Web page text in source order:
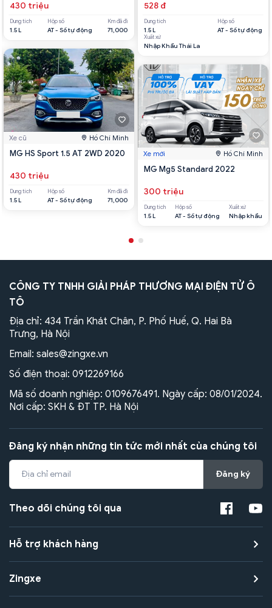
430 triệu
Dung tích
1.5 L
Hộp số
AT - Số tự động
Km đã đi
71,000
Xe cũ Hồ Chí Minh
MG HS Sport 1.5 AT 2WD 2020
430 triệu
Dung tích
1.5 L
Hộp số
AT - Số tự động
Km đã đi
71,000
528 đ
Dung tích
1.5 L
Hộp số
AT - Số tự động
Xuất xứ
Nhập Khẩu Thái La
Xe mới Hồ Chí Minh
MG Mg5 Standard 2022
300 triệu
Dung tích
1.5 L
Hộp số
AT - Số tự động
Xuất xứ
Nhập khẩu
CÔNG TY TNHH GIẢI PHÁP THƯƠNG MẠI ĐIỆN TỬ Ô
TÔ
Địa chỉ: 434 Trần Khát Chân, P. Phố Huế, Q. Hai Bà
Trưng, Hà Nội
Email: sales@zingxe.vn
Số điện thoại: 0912269166
Mã số doanh nghiệp: 0109676491. Ngày cấp: 08/01/2024.
Nơi cấp: SKH & ĐT TP. Hà Nội
Đăng ký nhận những tin tức mới nhất của chúng tôi
Đăng ký
Theo dõi chúng tôi qua
Hỗ trợ khách hàng
Zingxe